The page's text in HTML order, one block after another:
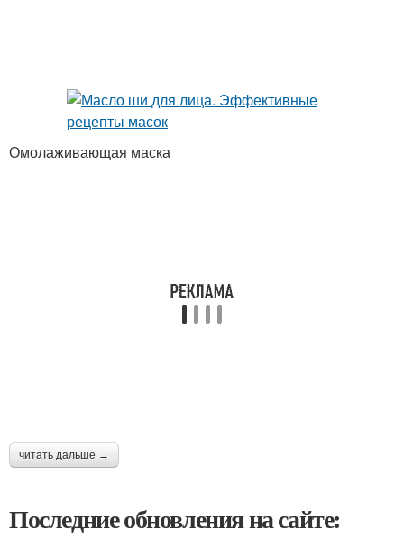
Омолаживающая маска
читать дальше →
Последние обновления на сайте: